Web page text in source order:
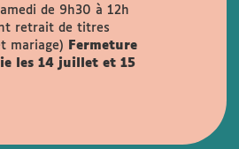
de 9h30 à 12h
retrait de titres
mariage)
Fermeture
les 14 juillet et 15